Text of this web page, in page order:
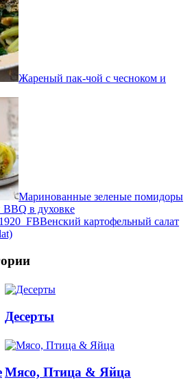
Жареный пак-чой с чесноком и
Маринованные зеленые помидоры
в духовке
Венский картофельный салат
Десерты
Мясо, Птица & Яйца